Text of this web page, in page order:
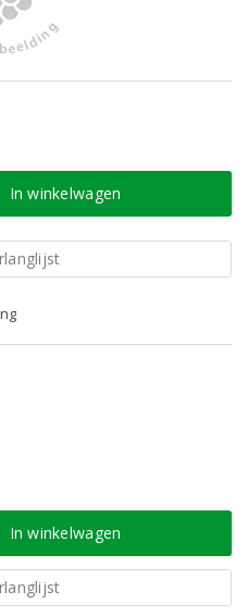
In winkelwagen
In winkelwagen